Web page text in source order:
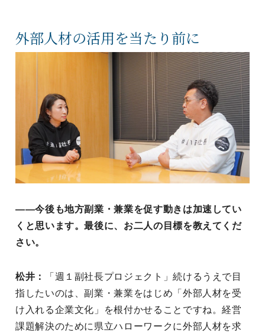
外部人材の活用を当たり前に
――今後も地方副業・兼業を促す動きは加速してい
くと思います。最後に、お二人の目標を教えてくだ
さい。
松井：
「週１副社長プロジェクト」続けるうえで目
指したいのは、副業・兼業をはじめ「外部人材を受
け入れる企業文化」を根付かせることですね。経営
課題解決のために県立ハローワークに外部人材を求